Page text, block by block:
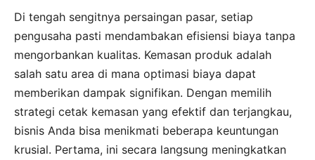
Di tengah sengitnya persaingan pasar, setiap
pengusaha pasti mendambakan efisiensi biaya tanpa
mengorbankan kualitas. Kemasan produk adalah
salah satu area di mana optimasi biaya dapat
memberikan dampak signifikan. Dengan memilih
strategi cetak kemasan yang efektif dan terjangkau,
bisnis Anda bisa menikmati beberapa keuntungan
krusial. Pertama, ini secara langsung meningkatkan